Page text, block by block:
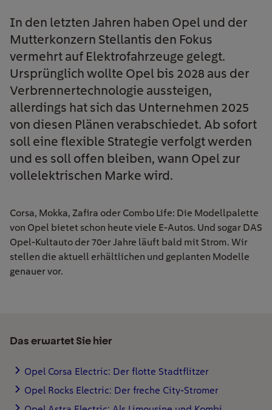
In den letzten Jahren haben Opel und der
Mutterkonzern Stellantis den Fokus
vermehrt auf Elektrofahrzeuge gelegt.
Ursprünglich wollte Opel bis 2028 aus der
Verbrennertechnologie aussteigen,
allerdings hat sich das Unternehmen 2025
von diesen Plänen verabschiedet. Ab sofort
soll eine flexible Strategie verfolgt werden
und es soll offen bleiben, wann Opel zur
vollelektrischen Marke wird.
Corsa, Mokka, Zafira oder Combo Life: Die Modellpalette
von Opel bietet schon heute viele E-Autos. Und sogar DAS
Opel-Kultauto der 70er Jahre läuft bald mit Strom. Wir
stellen die aktuell erhältlichen und geplanten Modelle
genauer vor.
Das erwartet Sie hier
Opel Corsa Electric: Der flotte Stadtflitzer
Opel Rocks Electric: Der freche City-Stromer